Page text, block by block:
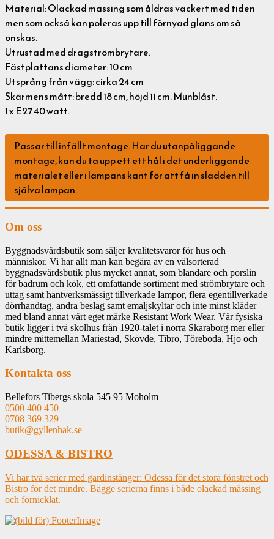
Material: Olackad mässing som åldras vackert med tiden
men som också kan poleras upp till förnyad glans om så
önskas.
Utrustad med dragströmbrytare.
Fästplattans diameter: 10 cm
Utsprång från vägg: cirka 24 cm
Skärmens mått: bredd 18 cm, höjd 11 cm. Munblåst.
1 x E27 40 watt.
Passar till infällt montage. Har du utanpåliggande
montage, kan du ta upp ett ett hål i det underliggande
materialet eller i lampans kant för att få in sladden till
själva lampan.
Om oss
Byggnadsvårdsbutik som säljer kvalitetsvaror för hus och
människor. Vi har allt man kan begära av en välsorterad
byggnadsvårdsbutik plus mycket annat, som blandare och porslin
för badrum och kök, ett omfattande sortiment med strömbrytare och
uttag samt hantverksmässigt tillverkade lampor, flera egentillverkade
dörrhandtag, andra beslag samt emaljskyltar och inte minst kläder
med bland annat vårt eget märke Resistant Work Wear. Vår fysiska
butik ligger i två skolhus från 1920-talet i norra Skaraborg mer eller
mindre mittemellan Mariestad, Skövde, Tibro, Töreboda, Hjo och
Karlsborg.
Kontakta oss
Bellefors Tibergs skola 545 95 Moholm
0500 400 450
0708 369 329
butik@gyllenhak.se
ODESSA & BISTRO
Vi har två serier med gardinstänger: Odessa för det stora fönstret och
Bistro för det mindre. Bägge serierna finns i både olackad mässing
och förnicklat.